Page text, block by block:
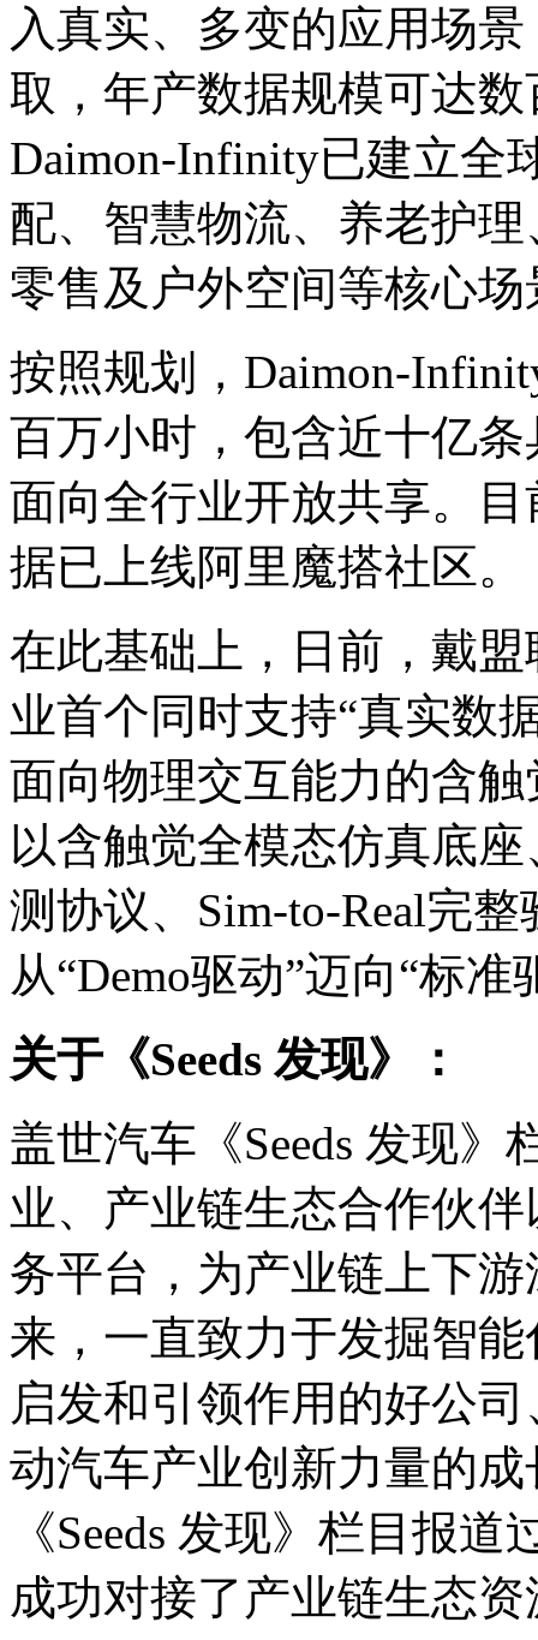
入真实、多变的应用场
取，年产数据规模可达
Daimon-Infinity已建立全
配、智慧物流、养老护
零售及户外空间等核心场
按照规划，Daimon-
百万小时，包含近十亿
面向全行业开放共享。
据已上线阿里魔搭社区。
在此基础上，日前，戴
业首个同时支持“真实数
面向物理交互能力的含
以含触觉全模态仿真底
测协议、Sim-to-Real完
从“Demo驱动”迈向“标准
关于《Seeds 发现》：
盖世汽车《Seeds 发现
业、产业链生态合作伙
务平台，为产业链上下
来，一直致力于发掘智
启发和引领作用的好公
动汽车产业创新力量的
《Seeds 发现》栏目报
成功对接了产业链生态资